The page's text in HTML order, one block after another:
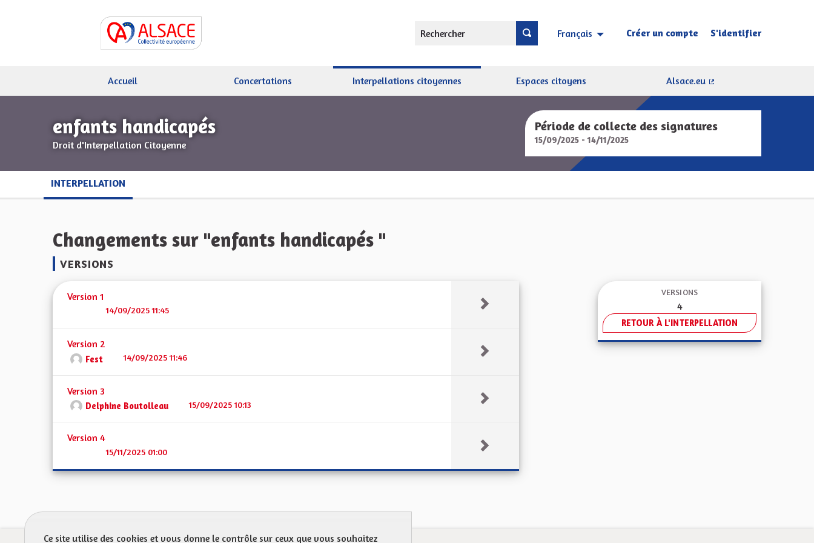
Rechercher Français Choisir la langue Sprache wählen
Créer un compte S'identifier
Accueil Concertations Interpellations citoyennes Espaces citoyens
Alsace.eu
enfants handicapés
Droit d'Interpellation Citoyenne
Période de collecte des signatures
15/09/2025 - 14/11/2025
INTERPELLATION
Changements sur "enfants handicapés "
VERSIONS
Version 1
14/09/2025 11:45
Version 2
Fest 14/09/2025 11:46
Version 3
Delphine Boutolleau 15/09/2025 10:13
Version 4
15/11/2025 01:00
VERSIONS
4
RETOUR À L'INTERPELLATION
Ce site utilise des cookies et vous donne le contrôle sur ceux que vous souhaitez